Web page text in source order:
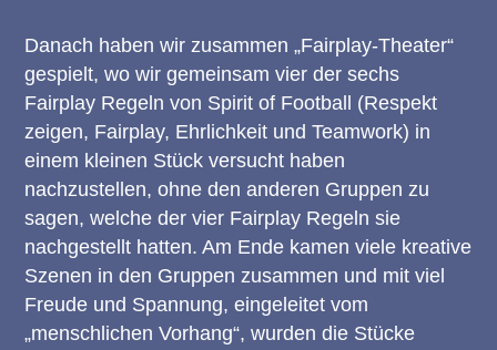
Danach haben wir zusammen „Fairplay-Theater“
gespielt, wo wir gemeinsam vier der sechs
Fairplay Regeln von Spirit of Football (Respekt
zeigen, Fairplay, Ehrlichkeit und Teamwork) in
einem kleinen Stück versucht haben
nachzustellen, ohne den anderen Gruppen zu
sagen, welche der vier Fairplay Regeln sie
nachgestellt hatten. Am Ende kamen viele kreative
Szenen in den Gruppen zusammen und mit viel
Freude und Spannung, eingeleitet vom
„menschlichen Vorhang“, wurden die Stücke